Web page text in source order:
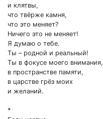
и клятвы,
что твёрже камня,
что это меняет?
Ничего это не меняет!
Я думаю о тебе.
Ты – родной и реальный!
Ты в фокусе моего внимания,
в пространстве памяти,
в царстве грёз моих
и желаний.
*